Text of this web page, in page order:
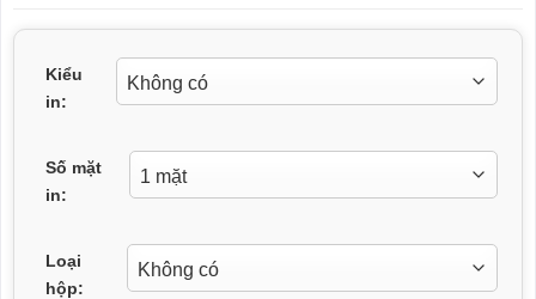
Kiểu
in:
Số mặt
in:
Loại
hộp: